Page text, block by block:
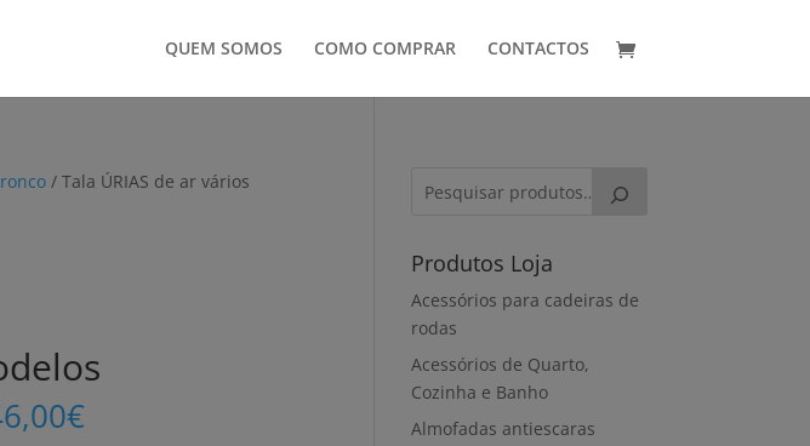
QUEM SOMOS COMO COMPRAR CONTACTOS
/ Tala ÚRIAS de ar vários
€Price
Produtos Loja
Acessórios para cadeiras de
rodas
Acessórios de Quarto,
Cozinha e Banho
Almofadas antiescaras